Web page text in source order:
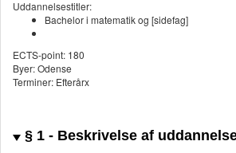
Uddannelsestitler:
Bachelor i matematik og [sidefag]
ECTS-point: 180
Byer: Odense
Terminer: Efterårx
§ 1 - Beskrivelse af